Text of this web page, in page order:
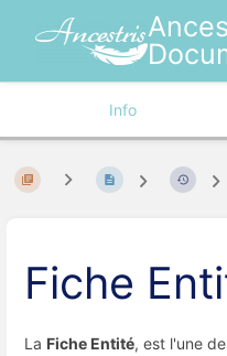
Info
Fiche
La Fiche Entité, est l'une